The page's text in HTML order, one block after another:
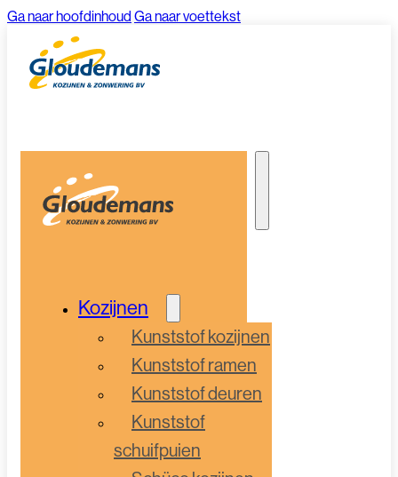
Ga naar hoofdinhoud Ga naar voettekst
Kozijnen
Kunststof kozijnen
Kunststof ramen
Kunststof deuren
Kunststof
schuifpuien